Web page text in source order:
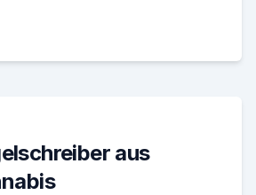
aus